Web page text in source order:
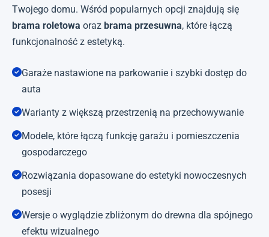
Twojego domu. Wśród popularnych opcji znajdują się
brama roletowa oraz brama przesuwna, które łączą
funkcjonalność z estetyką.
Garaże nastawione na parkowanie i szybki dostęp do
auta
Warianty z większą przestrzenią na przechowywanie
Modele, które łączą funkcję garażu i pomieszczenia
gospodarczego
Rozwiązania dopasowane do estetyki nowoczesnych
posesji
Wersje o wyglądzie zbliżonym do drewna dla spójnego
efektu wizualnego